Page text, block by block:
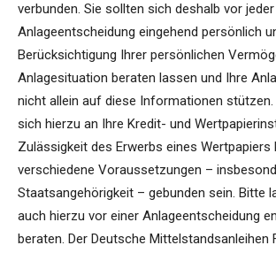
verbunden. Sie sollten sich deshalb vor jeder
Anlageentscheidung eingehend persönlich
Berücksichtigung Ihrer persönlichen
Anlagesituation beraten lassen und Ihre
nicht allein auf diese Informationen stützen.
sich hierzu an Ihre Kredit- und
Zulässigkeit des Erwerbs eines Wertpapiers
verschiedene Voraussetzungen –
Staatsangehörigkeit – gebunden sein. Bitte
auch hierzu vor einer Anlageentscheidung
beraten. Der Deutsche Mittelstandsanleihen